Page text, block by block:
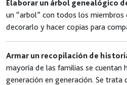
Elaborar un árbol genealógico
un “arbol” con todos los miembros
decorarlo y hacer copias para
Armar un recopilación de
mayoría de las familias se cuentan
generación en generación. Se